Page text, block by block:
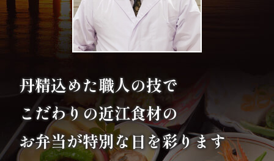
用・
店
案
内
種
丹精込めた職人の技で
こだわりの近江食材の
お弁当が特別な日を彩ります